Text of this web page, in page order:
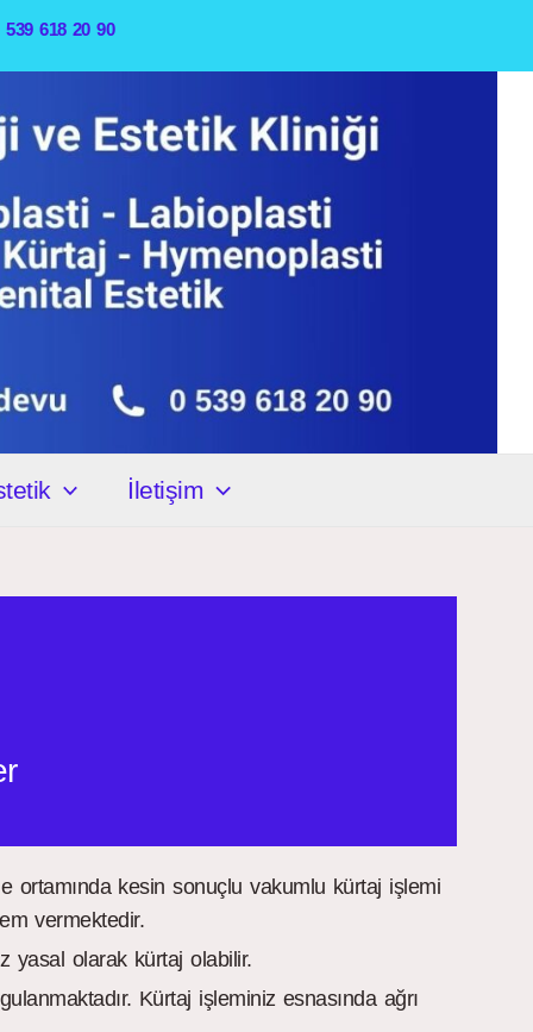
618 20 90
İletişim
ortamında kesin sonuçlu vakumlu kürtaj işlemi
vermektedir.
yasal olarak kürtaj olabilir.
Kürtaj işleminiz esnasında ağrı